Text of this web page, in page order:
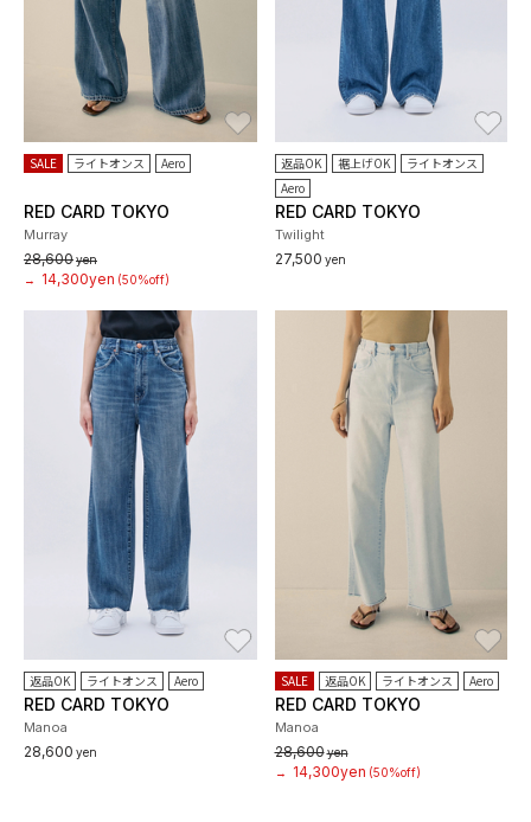
SALE ライトオンス Aero
RED CARD TOKYO
Murray
28,600yen
→
14,300yen (50%off)
返品OK 裾上げOK
ライトオンス
Aero
RED CARD TOKYO
Twilight
27,500 yen
返品OK ライトオンス Aero
RED CARD TOKYO
Manoa
28,600 yen
SALE 返品OK ライトオンス Aero
RED CARD TOKYO
Manoa
28,600yen
→
14,300yen (50%off)